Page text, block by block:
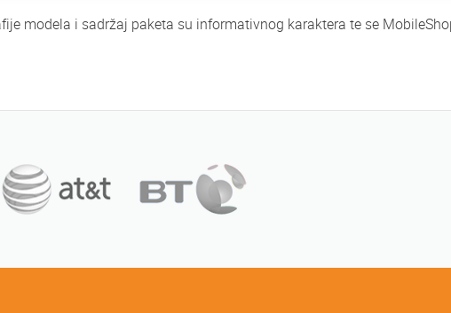
modela i sadržaj paketa su informativnog karaktera te se